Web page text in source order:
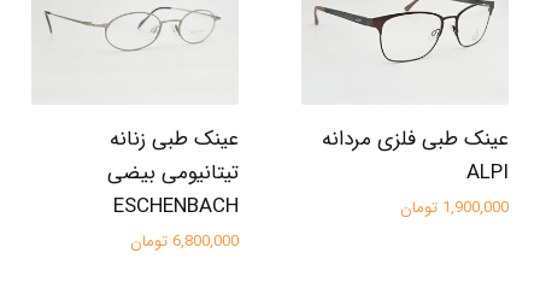
عینک طبی فلزی مردانه
ALPI
1,900,000 تومان
عینک طبی زنانه
تیتانیومی بیضی
ESCHENBACH
6,800,000 تومان